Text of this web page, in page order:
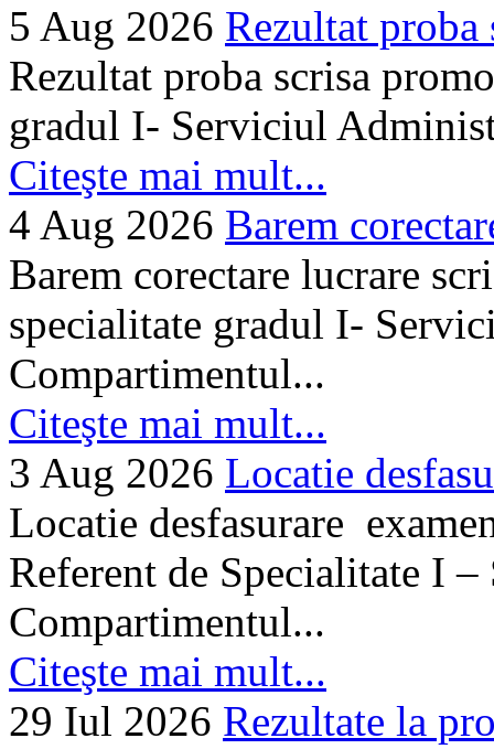
5 Aug 2026 Rezultat proba
Rezultat proba scrisa
gradul I- Serviciul
Citeşte mai mult...
4 Aug 2026 Barem
Barem corectare lucrare
specialitate gradul I-
Compartimentul...
Citeşte mai mult...
3 Aug 2026 Locatie
Locatie desfasurare
Referent de Specialitate I
Compartimentul...
Citeşte mai mult...
29 Iul 2026 Rezultate la